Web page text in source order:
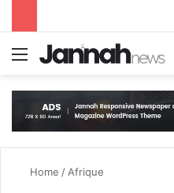
Menu
Home / Afrique